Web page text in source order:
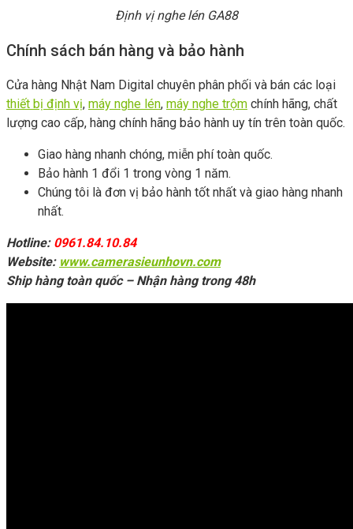
Định vị nghe lén GA88
Chính sách bán hàng và bảo hành
Cửa hàng Nhật Nam Digital chuyên phân phối và bán các loại
thiết bị định vị, máy nghe lén, máy nghe trộm chính hãng, chất
lượng cao cấp, hàng chính hãng bảo hành uy tín trên toàn quốc.
Giao hàng nhanh chóng, miễn phí toàn quốc.
Bảo hành 1 đổi 1 trong vòng 1 năm.
Chúng tôi là đơn vị bảo hành tốt nhất và giao hàng nhanh
nhất.
Hotline: 0961.84.10.84
Website: www.camerasieunhovn.com
Ship hàng toàn quốc – Nhận hàng trong 48h